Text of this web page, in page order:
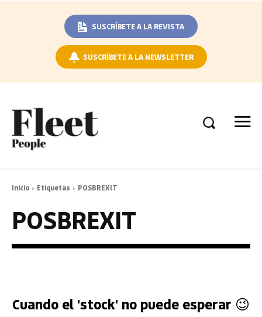
SUSCRÍBETE A LA REVISTA
SUSCRÍBETE A LA NEWSLETTER
Inicio Etiquetas POSBREXIT
POSBREXIT
Cuando el 'stock' no puede esperar 😉